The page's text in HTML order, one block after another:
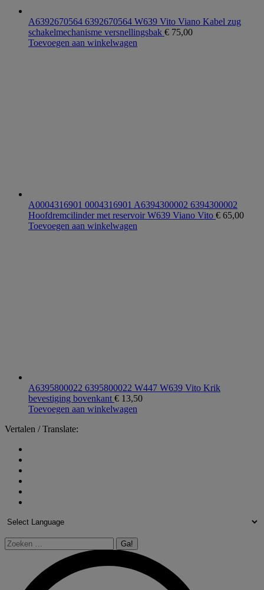
A6392670564 6392670564 W639 Vito Viano Kabel zug
schakelmechanisme versnellingsbak € 75,00
Toevoegen aan winkelwagen
A0004316901 0004316901 A6394300002 6394300002
Hoofdremcilinder met reservoir W639 Viano Vito € 65,00
Toevoegen aan winkelwagen
A6395800022 6395800022 W447 W639 Vito Krik
bevestiging bovenkant € 13,50
Toevoegen aan winkelwagen
Vertalen / Translate:
Zoeken: